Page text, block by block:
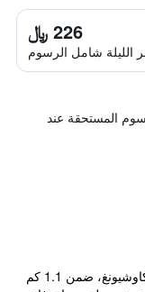
226 ﷼
الليلة شامل الرسوم
المستحقة عند
يقع مكان إقامة "Katherine Plaza Hotel" في كاوشيونغ، ضمن 1.1 كم